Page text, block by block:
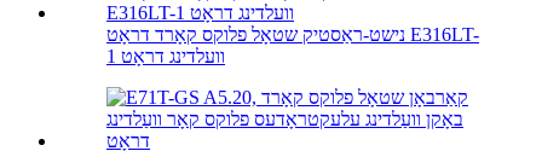
נישט-ראַסטיק שטאָל פלוקס קאָרד דראָט E316LT-
1 וועלדינג דראָט